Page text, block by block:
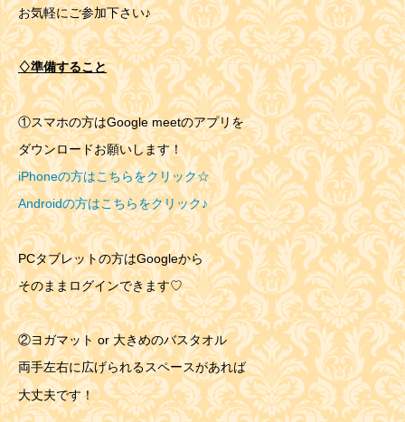
お気軽にご参加下さい♪
♢準備すること
①スマホの方はGoogle meetのアプリを
ダウンロードお願いします！
iPhoneの方はこちらをクリック☆
Androidの方はこちらをクリック♪
PCタブレットの方はGoogleから
そのままログインできます♡
②ヨガマット or 大きめのバスタオル
両手左右に広げられるスペースがあれば
大丈夫です！